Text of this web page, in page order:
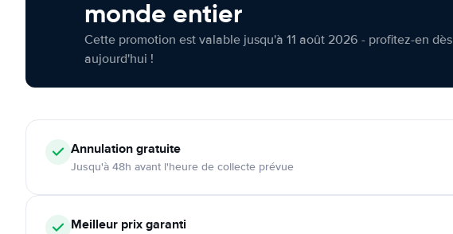
monde entier
Cette promotion est valable jusqu'à 11 août 2026 - profitez-en dès
aujourd'hui !
Annulationgratuite
Jusqu'à 48h avant l'heure de collecte prévue
Meilleur prix garanti